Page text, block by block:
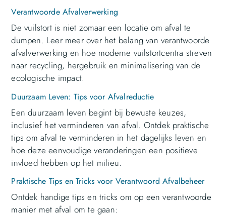
Verantwoorde Afvalverwerking
De vuilstort is niet zomaar een locatie om afval te
dumpen. Leer meer over het belang van verantwoorde
afvalverwerking en hoe moderne vuilstortcentra streven
naar recycling, hergebruik en minimalisering van de
ecologische impact.
Duurzaam Leven: Tips voor Afvalreductie
Een duurzaam leven begint bij bewuste keuzes,
inclusief het verminderen van afval. Ontdek praktische
tips om afval te verminderen in het dagelijks leven en
hoe deze eenvoudige veranderingen een positieve
invloed hebben op het milieu.
Praktische Tips en Tricks voor Verantwoord Afvalbeheer
Ontdek handige tips en tricks om op een verantwoorde
manier met afval om te gaan: